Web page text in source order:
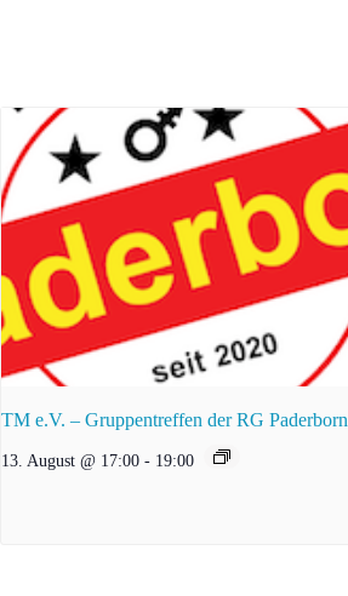
TM e.V. – Gruppentreffen der RG Paderborn
13. August @ 17:00 - 19:00